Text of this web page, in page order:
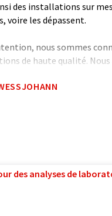
des installations sur
voire les dépassent.
nous sommes
de haute qualité. Nous
que fournisseur de
configurations. Vous
tout moment aux
à l'aide d'un système
ces traductions
des analyses de